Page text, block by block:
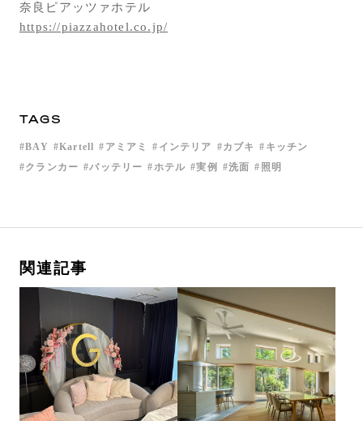
奈良ピアッツァホテル
https://piazzahotel.co.jp/
TAGS
BAY Kartell アミアミ インテリア カブキ
キッチン
クランカー
バッテリー ホテル 実例 洗面 照明
関連記事